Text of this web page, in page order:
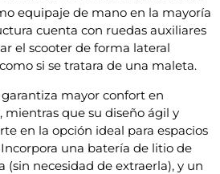
equipaje de mano en la mayoría
cuenta con ruedas auxiliares
el scooter de forma lateral
si se tratara de una maleta.
mayor confort en
mientras que su diseño ágil y
en la opción ideal para espacios
una batería de litio de
(sin necesidad de extraerla), y un